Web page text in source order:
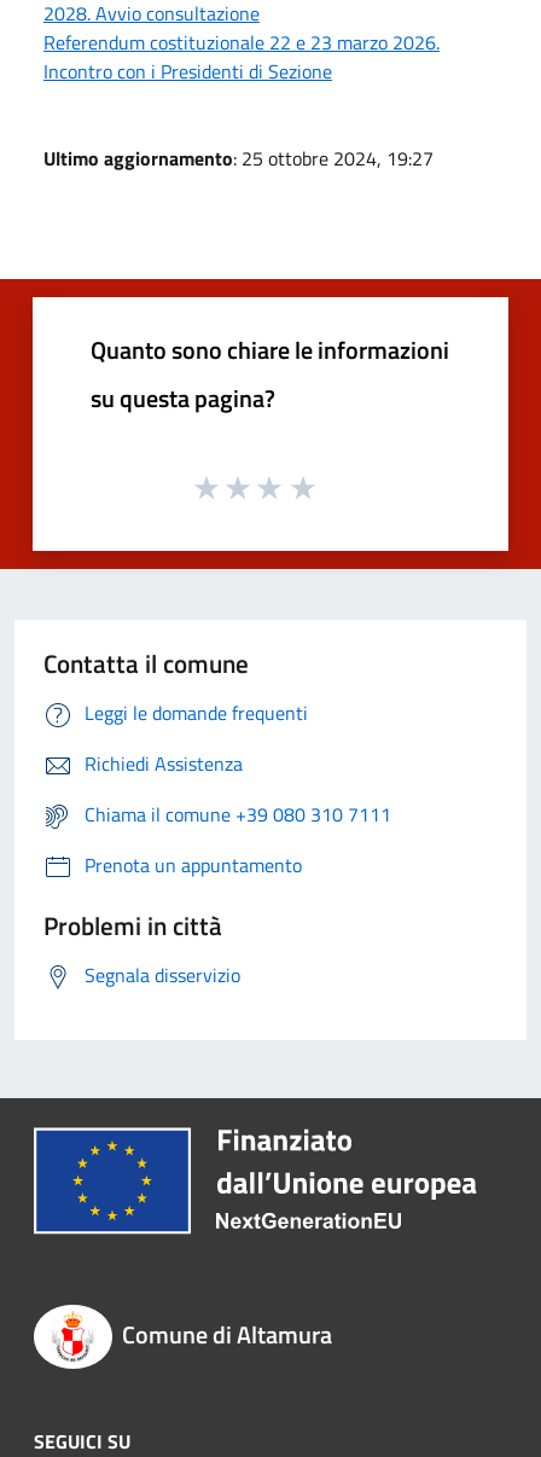
2028. Avvio consultazione
Referendum costituzionale 22 e 23 marzo 2026.
Incontro con i Presidenti di Sezione
Ultimo aggiornamento: 25 ottobre 2024, 19:27
Quanto sono chiare le informazioni
su questa pagina?
Contatta il comune
Leggi le domande frequenti
Richiedi Assistenza
Chiama il comune +39 080 310 7111
Prenota un appuntamento
Problemi in città
Segnala disservizio
Comune di Altamura
SEGUICI SU